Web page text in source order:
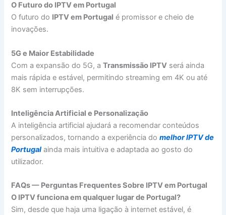
O Futuro do IPTV em Portugal
O futuro do IPTV em Portugal é promissor e cheio de
inovações.
5G e Maior Estabilidade
Com a expansão do 5G, aTransmissão IPTV será ainda
mais rápida e estável, permitindo streaming em 4K ou até
8K sem interrupções.
Inteligência Artificial e Personalização
A inteligência artificial ajudará a recomendar conteúdos
personalizados, tornando a experiência domelhor IPTV de
Portugal ainda mais intuitiva e adaptada ao gosto do
utilizador.
FAQs — Perguntas Frequentes Sobre IPTV em Portugal
O IPTV funciona em qualquer lugar de Portugal?
Sim, desde que haja uma ligação à internet estável, é